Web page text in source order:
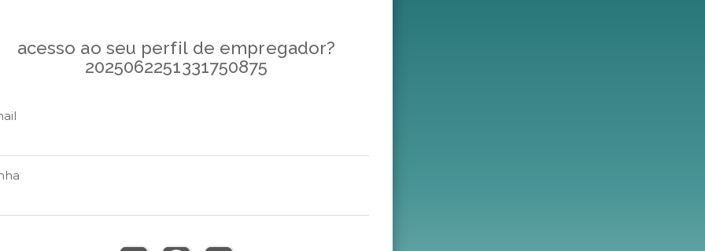
acesso ao seu perfil de empregador?
2025062251331750875